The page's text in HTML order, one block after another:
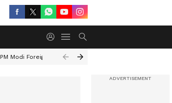
PM Modi Foreign Travel Expenditure